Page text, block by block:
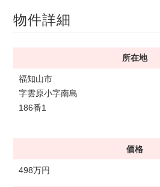
物件詳細
所在地
福知山市
字雲原小字南島
186番1
価格
498万円